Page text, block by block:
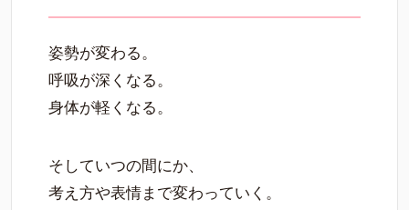
姿勢が変わる。
呼吸が深くなる。
身体が軽くなる。
そしていつの間にか、
考え方や表情まで変わっていく。